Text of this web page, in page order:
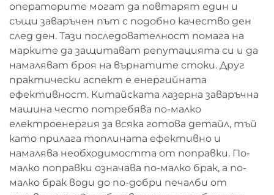
операторите могат да повтарят един и
същи заваръчен път с подобно качество ден
след ден. Тази последователност помага на
марките да защитават репутацията си и да
намаляват броя на върнатите стоки. Друг
практически аспект е енергийната
ефективност. Китайската лазерна заваръчна
машина често потребява по-малко
електроенергия за всяка готова детайл, тъй
като прилага топлината ефективно и
намалява необходимостта от поправки. По-
малко поправки означава по-малко брак, а по-
малко брак води до по-добри печалби от